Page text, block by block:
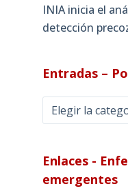
INIA inicia el
detección
Entradas –
Entradas
–
categorías
Enlaces -
emergentes